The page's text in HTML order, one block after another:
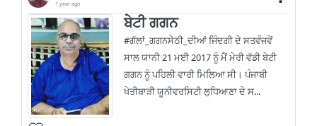
1 year ago
ਬੇਟੀ ਗਗਨ
#ਗੱਲਾਂ_ਗਗਨਸੇਠੀ_ਦੀਆਂ ਜਿੰਦਗੀ ਦੇ ਸਤਵੰਜਵੇਂ
ਸਾਲ ਯਾਨੀ 21 ਮਈ 2017 ਨੂੰ ਮੈਂ ਮੇਰੀ ਵੱਡੀ ਬੇਟੀ
ਗਗਨ ਨੂੰ ਪਹਿਲੀ ਵਾਰੀ ਮਿਲਿਆ ਸੀ। ਪੰਜਾਬੀ
ਖੇਤੀਬਾੜੀ ਯੂਨੀਵਰਸਿਟੀ ਲੁਧਿਆਣਾ ਦੇ ਸ...